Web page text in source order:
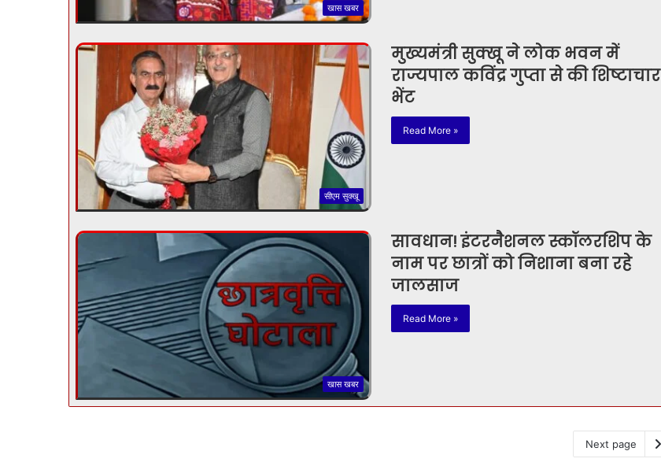
खास खबर
सीएम सुक्खू
मुख्यमंत्री सुक्खू ने लोक भवन में
राज्यपाल कविंद्र गुप्ता से की शिष्टाचार
भेंट
Read More »
खास खबर
सावधान! इंटरनैशनल स्कॉलरशिप के
नाम पर छात्रों को निशाना बना रहे
जालसाज
Read More »
Next page